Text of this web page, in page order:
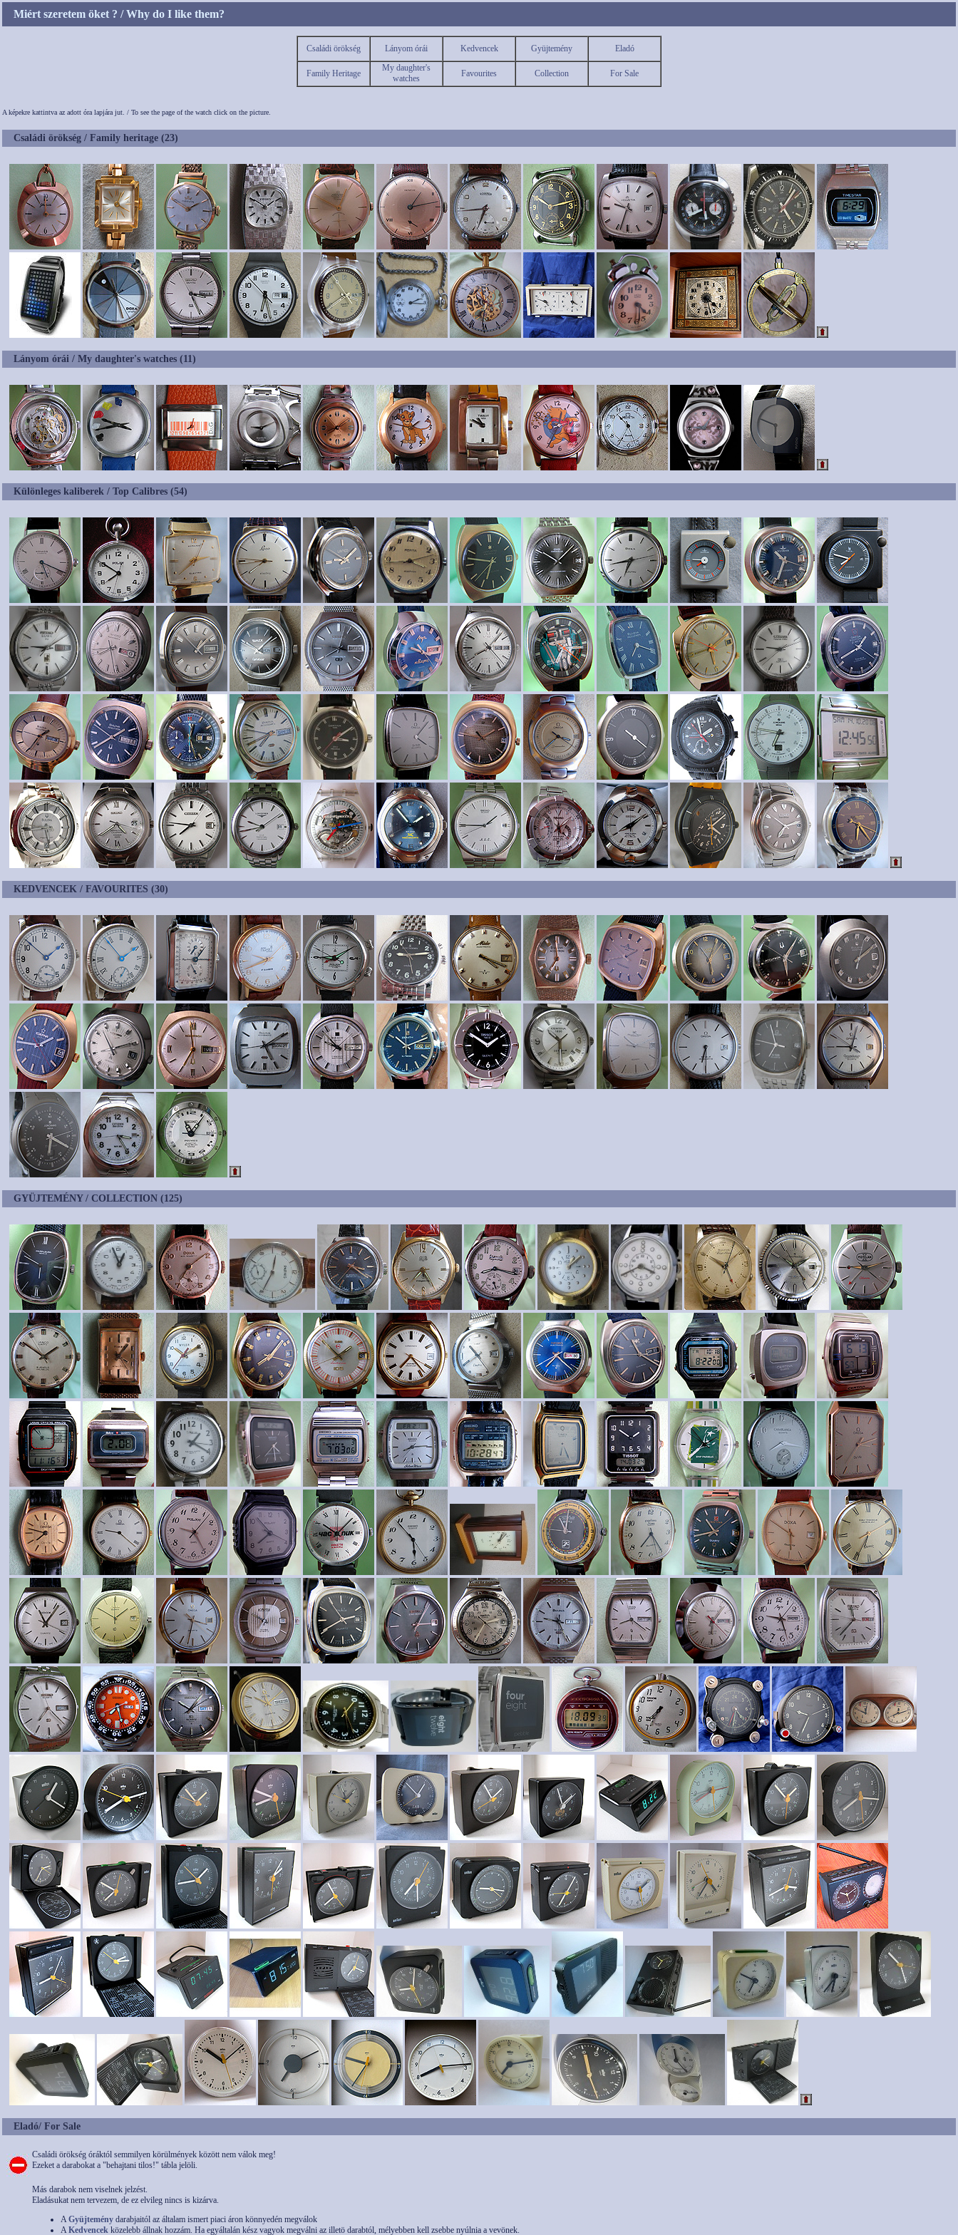
Miért szeretem öket ? / Why do I like them?
Családi örökség Lányom órái Kedvencek Gyüjtemény Eladó
Family Heritage
My daughter's
watches
Favourites Collection For Sale
A képekre kattintva az adott óra lapjára jut. / To see the page of the watch click on the picture.
Családi örökség / Family heritage (23)
Lányom órái / My daughter's watches (11)
Különleges kaliberek / Top Calibres (54)
KEDVENCEK / FAVOURITES (30)
GYÜJTEMÉNY / COLLECTION (125)
Eladó/ For Sale
Családi örökség óráktól semmilyen körülmények között nem válok meg!
Ezeket a darabokat a "behajtani tilos!" tábla jelöli.
Más darabok nem viselnek jelzést.
Eladásukat nem tervezem, de ez elvileg nincs is kizárva.
AGyüjtemény darabjaitól az általam ismert piaci áron könnyedén megválok
AKedvencek közelebb állnak hozzám. Ha egyáltalán kész vagyok megválni az illetö darabtól, mélyebben kell zsebbe nyúlnia a vevönek.